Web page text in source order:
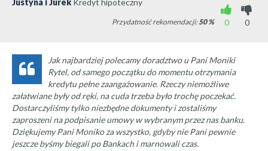
Justyna i Jurek Kredyt hipoteczny
0
0
Przydatność rekomendacji:50%
Jak najbardziej polecamy doradztwo u Pani Moniki
Rytel, od samego początku do momentu otrzymania
kredytu pełne zaangażowanie. Rzeczy niemożliwe
załatwiane były od ręki, na cuda trzeba było trochę poczekać.
Dostarczyliśmy tylko niezbędne dokumenty i zostaliśmy
zaproszeni na podpisanie umowy w wybranym przez nas banku.
Dziękujemy Pani Moniko za wszystko, gdyby nie Pani pewnie
jeszcze byśmy biegali po Bankach i marnowali czas.